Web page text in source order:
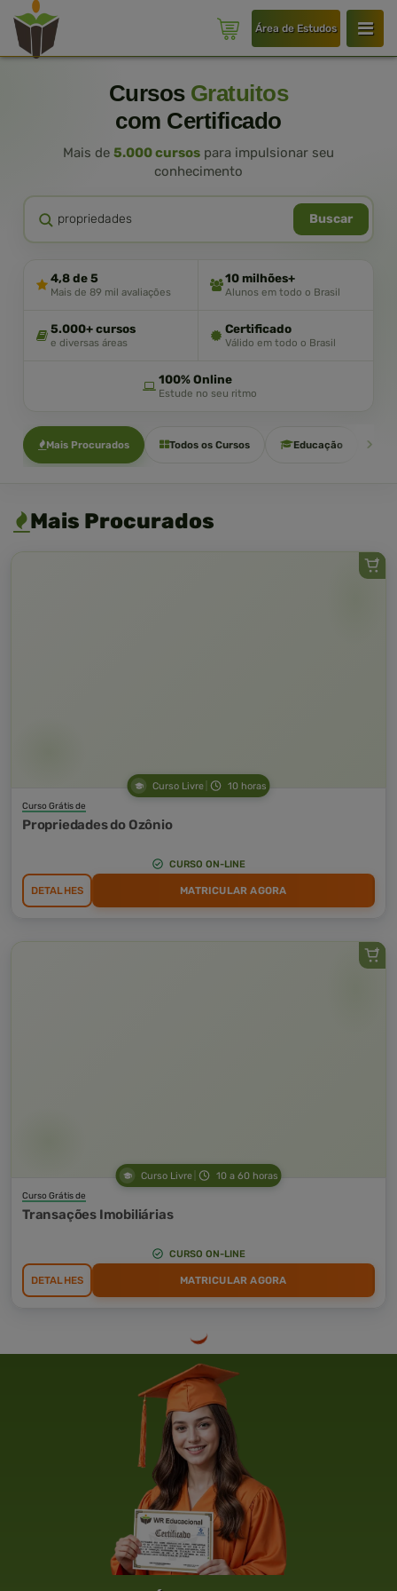
Área de Estudos
Cursos Gratuitos
com Certificado
Mais de 5.000 cursos para impulsionar seu
conhecimento
Buscar
4,8 de 5
Mais de 89 mil avaliações
10 milhões+
Alunos em todo o Brasil
5.000+ cursos
e diversas áreas
Certificado
Válido em todo o Brasil
100% Online
Estude no seu ritmo
Mais Procurados Todos os Cursos Educação
Mais Procurados
Curso Livre 10 horas
Curso Grátis de
Propriedades do Ozônio
CURSO ON-LINE
DETALHES MATRICULAR AGORA
Curso Livre 10 a 60 horas
Curso Grátis de
Transações Imobiliárias
CURSO ON-LINE
DETALHES MATRICULAR AGORA